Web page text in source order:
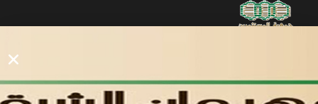
في مدينة العاشر من رمضان القوائم